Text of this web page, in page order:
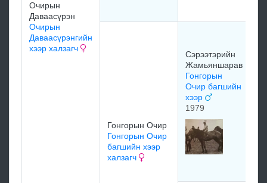
Очирын
Даваасүрэн
Очирын
Даваасүрэнгийн
хээр халзагч
Гонгорын Очир
Гонгорын Очир
багшийн хээр
халзагч
Сэрээтэрийн
Жамьяншарав
Гонгорын
Очир багшийн
хээр
1979